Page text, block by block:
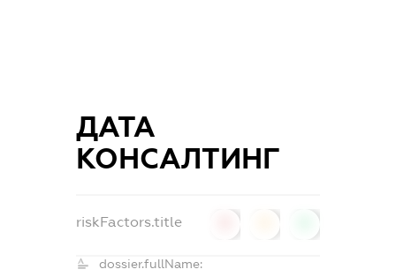
ДАТА
КОНСАЛТИНГ
riskFactors.title
dossier.fullName: